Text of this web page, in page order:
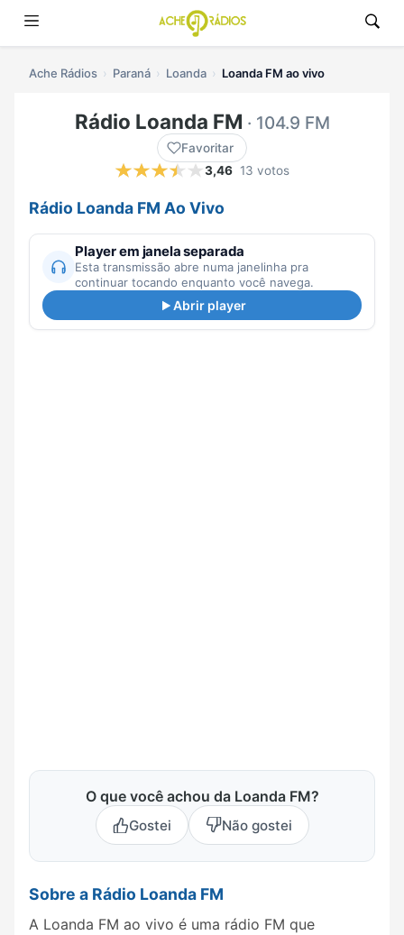
Ache Rádios Paraná Loanda Loanda FM ao vivo
Rádio Loanda FM · 104.9 FM
Favoritar
3,46 13 votos
Rádio Loanda FM Ao Vivo
Player em janela separada
Esta transmissão abre numa janelinha pra
continuar tocando enquanto você navega.
Abrir player
O que você achou da Loanda FM?
Gostei Não gostei
Sobre a Rádio Loanda FM
A Loanda FM ao vivo é uma rádio FM que